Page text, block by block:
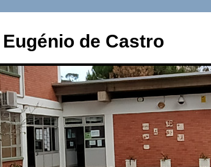
de Castro